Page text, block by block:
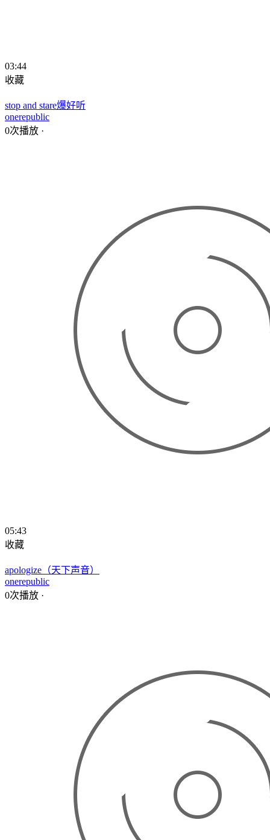
03:44
收藏
stop and stare爆好听
onerepublic
0次播放 ·
05:43
收藏
apologize（天下声音）
onerepublic
0次播放 ·